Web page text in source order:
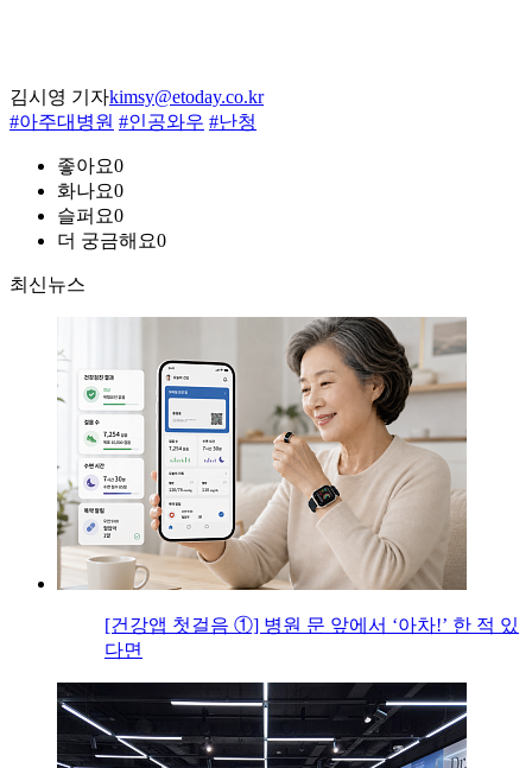
김시영 기자kimsy@etoday.co.kr
#아주대병원 #인공와우 #난청
좋아요0
화나요0
슬퍼요0
더 궁금해요0
최신뉴스
[건강앱 첫걸음 ①] 병원 문 앞에서 ‘아차!’ 한 적 있
다면